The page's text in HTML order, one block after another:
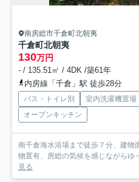
南房総市千倉町北朝夷
千倉町北朝夷
130万円
- / 135.51㎡ / 4DK /築61年
内房線「千倉」駅 徒歩28分
バス・トイレ別 室内洗濯機置場
オープンキッチン
南千倉海水浴場まで徒歩７分、建物
物置有、房総の気候を感じながらゆ
見る